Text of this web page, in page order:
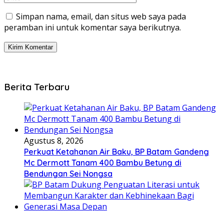
Simpan nama, email, dan situs web saya pada
peramban ini untuk komentar saya berikutnya.
Berita Terbaru
Agustus 8, 2026
Perkuat Ketahanan Air Baku, BP Batam Gandeng
Mc Dermott Tanam 400 Bambu Betung di
Bendungan Sei Nongsa